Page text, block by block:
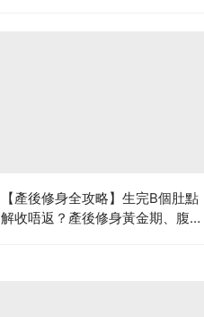
【產後修身全攻略】生完B個肚點
解收唔返？產後修身黃金期、腹直